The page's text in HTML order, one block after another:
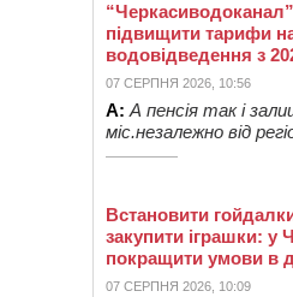
підвищити тарифи
водовідведення з
07 СЕРПНЯ 2026, 10:56
А: А пенсія так і
міс.незалежно від
Встановити
закупити іграшки: у
покращити умови в
07 СЕРПНЯ 2026, 10:09